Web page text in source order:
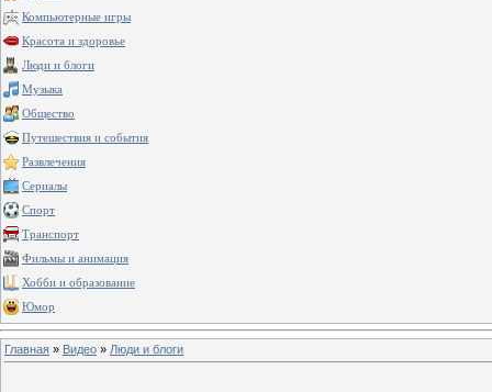
Компьютерные игры
Красота и здоровье
Люди и блоги
Музыка
Общество
Путешествия и события
Развлечения
Сериалы
Спорт
Транспорт
Фильмы и анимация
Хобби и образование
Юмор
Главная » Видео » Люди и блоги